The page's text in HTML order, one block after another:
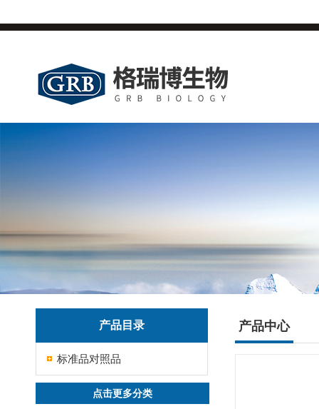
产品目录
标准品对照品
点击更多分类
产品中心